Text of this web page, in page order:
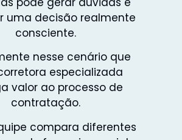
uma decisão realmente
consciente.
nesse cenário que
especializada
valor ao processo de
contratação.
compara diferentes